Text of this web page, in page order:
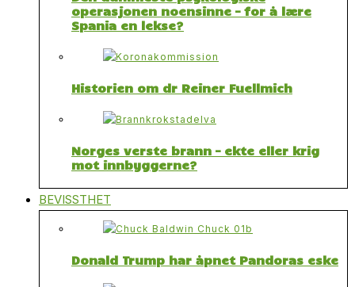
operasjonen noensinne – for å lære
Spania en lekse?
Historien om dr Reiner Fuellmich
Norges verste brann – ekte eller krig
mot innbyggerne?
BEVISSTHET
Donald Trump har åpnet Pandoras eske